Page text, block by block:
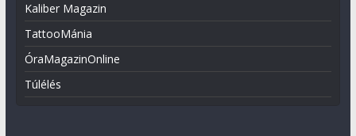
Kaliber Magazin
TattooMánia
ÓraMagazinOnline
Túlélés